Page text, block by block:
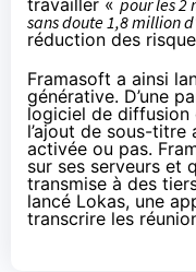
sans doute 1,8 million
réduction des
Framasoft a ainsi
générative. D’une
logiciel de diffusion
l’ajout de sous-
activée ou pas.
sur ses serveurs et
transmise à des
lancé Lokas, une
transcrire les